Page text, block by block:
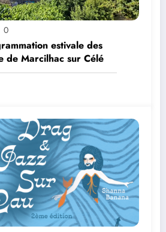
0
estivale des
de Marcilhac sur Célé